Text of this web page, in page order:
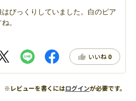
びっくりしていました。白のピア
。
いいね 0
※レビューを書くにはログインが必要です。